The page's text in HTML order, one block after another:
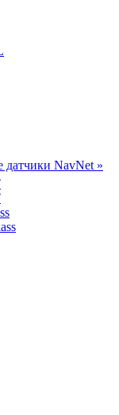
датчики NavNet »